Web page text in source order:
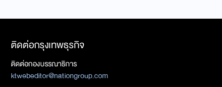
ติดต่อกรุงเทพธุรกิจ
ติดต่อกองบรรณาธิการ
ktwebeditor@nationgroup.com